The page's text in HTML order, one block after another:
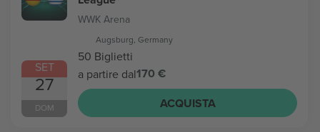
SET
27
DOM
WWK Arena
Augsburg, Germany
50 Biglietti
a partire dal170 €
ACQUISTA